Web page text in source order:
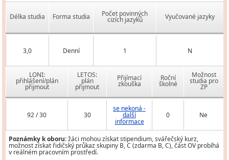
Délka studia Forma studia Počet povinných
cizích jazyků Vyučované jazyky
3,0 Denní 1 N
LONI:
přihlášení/plán
přijmout
LETOS:
plán
přijmout
Přijímací
zkouška
Roční
školné
Možnost
studia pro
ZP
92 / 30 30
se nekoná -
další
informace
0 Ne
Poznámky k oboru:žáci mohou získat stipendium, svářečský kurz,
možnost získat řidičský průkaz skupiny B, C (zdarma B, C), část OV probíhá
v reálném pracovním prostředí.